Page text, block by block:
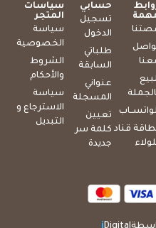
قناد
حسابي
تسجيل
الدخول
طلباتي
السابقة
عنواني
المسجلة
تعيين
كلمة سر
جديدة
سياسات
المتجر
سياسة
الخصوصية
الشروط
والأحكام
سياسة
الاسترجاع و
التبديل